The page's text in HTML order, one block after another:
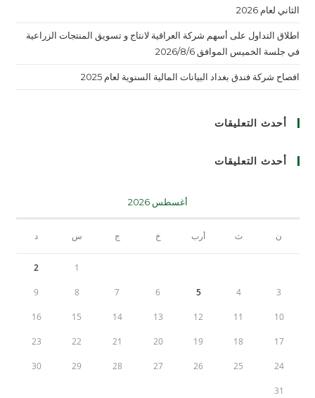
الثاني لعام 2026
اطلاق التداول على أسهم شركة العراقية لانتاج و تسويق المنتجات الزراعية
في جلسة الخميس الموافق 2026/8/6
افصاح شركة فندق بغداد البيانات المالية السنوية لعام 2025
أحدث التعليقات
أحدث التعليقات
أغسطس 2026
ن ث أرب خ ج س د
1
2
3
4
5
6
7
8
9
10
11
12
13
14
15
16
17
18
19
20
21
22
23
24
25
26
27
28
29
30
31